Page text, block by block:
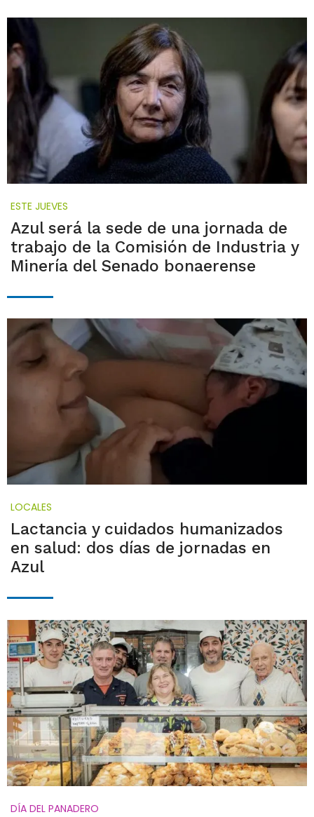
ESTE JUEVES
Azul será la sede de una jornada de
trabajo de la Comisión de Industria y
Minería del Senado bonaerense
LOCALES
Lactancia y cuidados humanizados
en salud: dos días de jornadas en
Azul
DÍA DEL PANADERO